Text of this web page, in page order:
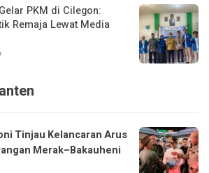
PKM di Cilegon:
Remaja Lewat Media
Tinjau Kelancaran Arus
Merak–Bakauheni